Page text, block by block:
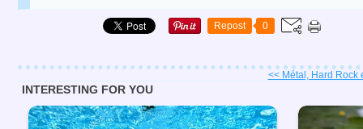
Repost 0
<< Métal, Hard Rock